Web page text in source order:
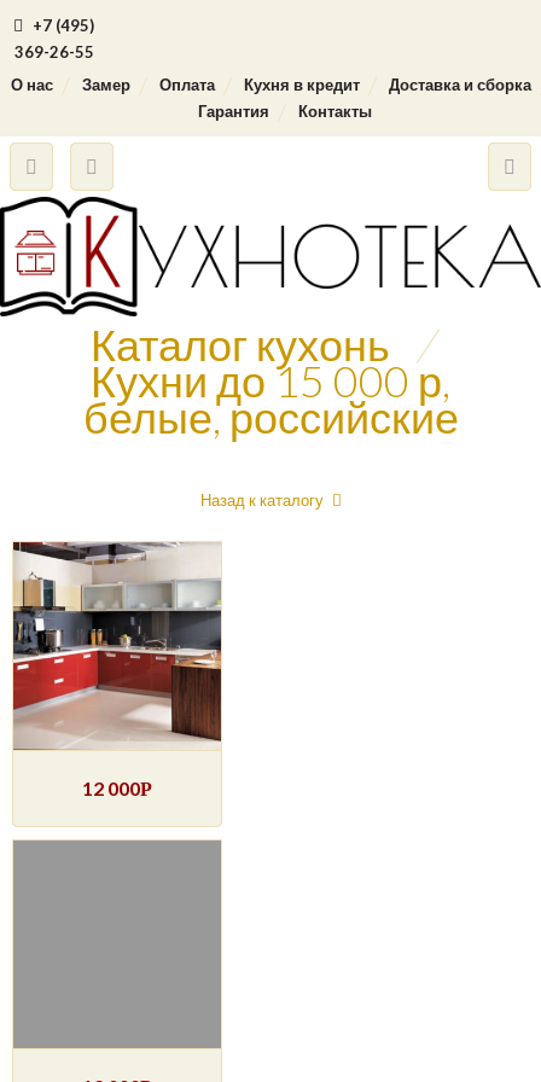
+7 (495)
369-26-55
О нас
Замер Оплата Кухня в кредит
Доставка и сборка
Гарантия
Контакты
Каталог кухонь /
Кухни до 15 000 р,
белые, российские
Назад к каталогу
12 000Р